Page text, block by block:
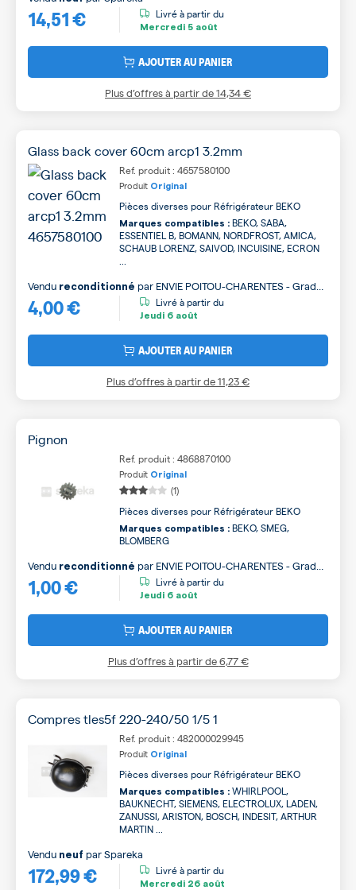
14,51 € Livré à partir du
Mercredi 5 août
AJOUTER AU PANIER
Plus d’offres à partir de14,34 €
Glass back cover 60cm arcp1 3.2mm
Ref. produit : 4657580100
Produit Original
Pièces diverses pour Réfrigérateur BEKO
Marques compatibles : BEKO, SABA,
ESSENTIEL B, BOMANN, NORDFROST, AMICA,
SCHAUB LORENZ, SAIVOD, INCUISINE, ECRON
4,00 €
Vendu reconditionné par ENVIE POITOU-CHARENTES - Grade
B
Livré à partir du
Jeudi 6 août
AJOUTER AU PANIER
Plus d’offres à partir de11,23 €
Pignon
Ref. produit : 4868870100
Produit Original
(1)
Pièces diverses pour Réfrigérateur BEKO
Marques compatibles : BEKO, SMEG,
BLOMBERG
1,00 €
Vendu reconditionné par ENVIE POITOU-CHARENTES - Grade
B
Livré à partir du
Jeudi 6 août
AJOUTER AU PANIER
Plus d’offres à partir de6,77 €
Compres tles5f 220-240/50 1/5 1
Ref. produit : 482000029945
Produit Original
Pièces diverses pour Réfrigérateur BEKO
Marques compatibles : WHIRLPOOL,
BAUKNECHT, SIEMENS, ELECTROLUX, LADEN,
ZANUSSI, ARISTON, BOSCH, INDESIT, ARTHUR
MARTIN ...
172,99 €
Vendu neuf parSpareka
Livré à partir du
Mercredi 26 août